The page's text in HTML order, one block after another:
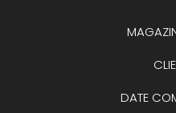
DATE